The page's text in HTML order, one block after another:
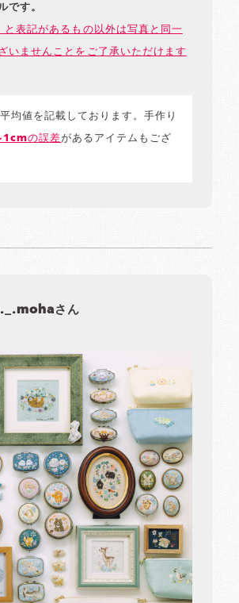
です。
表記があるもの以外は写真と同一
いませんことをご了承いただけます
均値を記載しております。手作り
の誤差があるアイテムもござ
さん